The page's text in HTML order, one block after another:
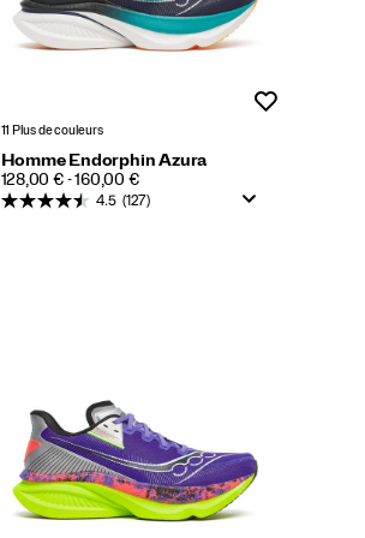
11 Plus de couleurs
Homme Endorphin Azura
PRICE
128,00 € - 160,00 €
4.5 (127)